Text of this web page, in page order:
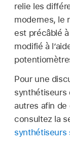
relie les
modernes, le
est précâblé
modifié à
Pour une
synthétiseurs
autres afin
consultez la
synthétiseurs